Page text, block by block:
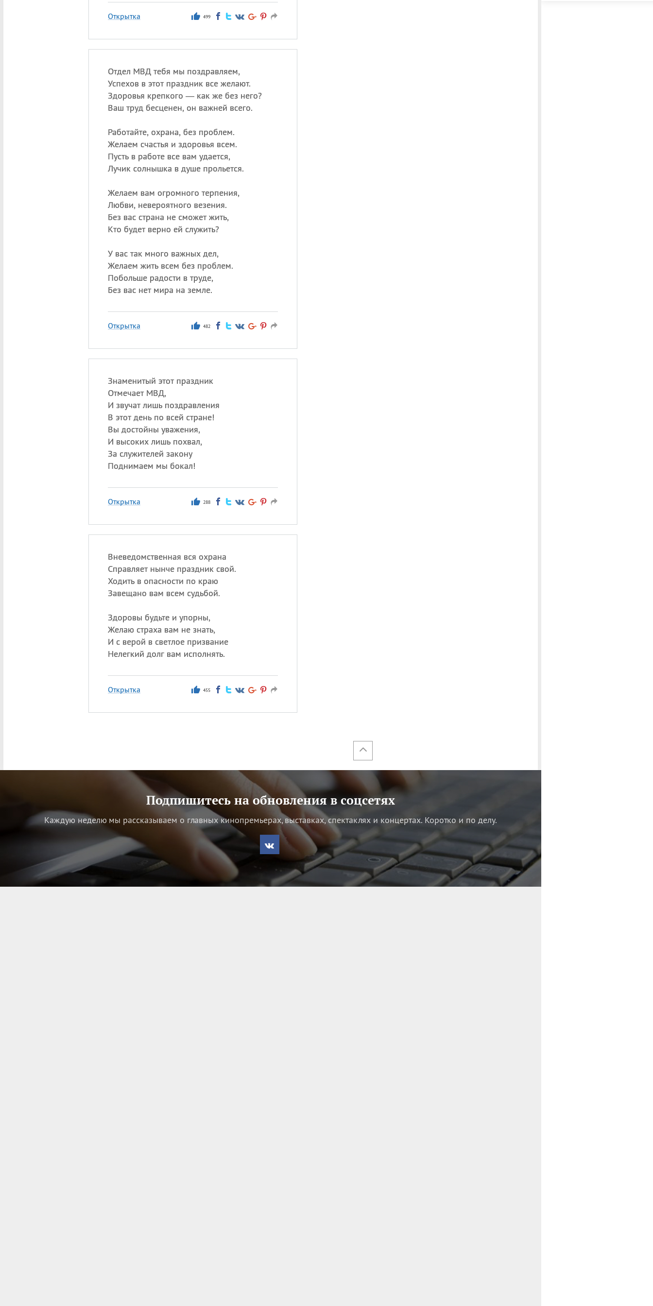
Открытка 499
Отдел МВД тебя мы поздравляем,
Успехов в этот праздник все желают.
Здоровья крепкого — как же без него?
Ваш труд бесценен, он важней всего.
Работайте, охрана, без проблем.
Желаем счастья и здоровья всем.
Пусть в работе все вам удается,
Лучик солнышка в душе прольется.
Желаем вам огромного терпения,
Любви, невероятного везения.
Без вас страна не сможет жить,
Кто будет верно ей служить?
У вас так много важных дел,
Желаем жить всем без проблем.
Побольше радости в труде,
Без вас нет мира на земле.
Открытка 482
Знаменитый этот праздник
Отмечает МВД,
И звучат лишь поздравления
В этот день по всей стране!
Вы достойны уважения,
И высоких лишь похвал,
За служителей закону
Поднимаем мы бокал!
Открытка 288
Вневедомственная вся охрана
Справляет нынче праздник свой.
Ходить в опасности по краю
Завещано вам всем судьбой.
Здоровы будьте и упорны,
Желаю страха вам не знать,
И с верой в светлое призвание
Нелегкий долг вам исполнять.
Открытка 455
Подпишитесь на обновления в соцсетях
Каждую неделю мы рассказываем о главных кинопремьерах, выставках, спектаклях и концертах. Коротко и по делу.